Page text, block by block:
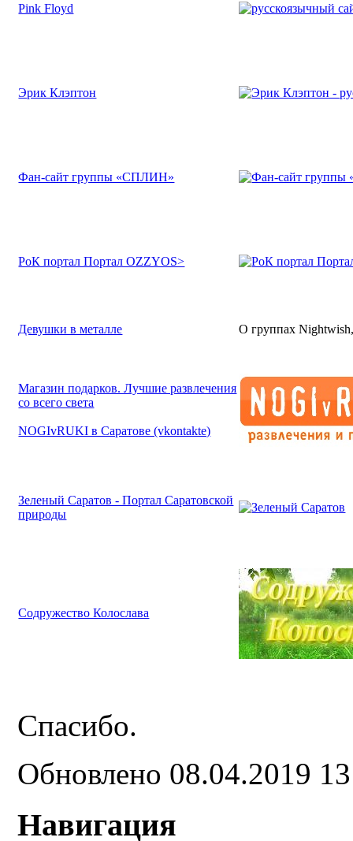
Pink Floyd
Эрик Клэптон
Фан-сайт группы «СПЛИН»
РоК портал Портал OZZYOS>
Девушки в металле О группах
Магазин подарков. Лучшие развлечения
со всего света
NOGIvRUKI в Саратове (vkontakte)
Зеленый Саратов - Портал Саратовской
природы
Содружество Колослава
Спасибо.
Обновлено 08.04.2019
Навигация